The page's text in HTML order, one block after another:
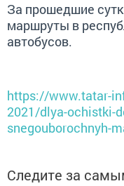
За прошедшие
маршруты в
автобусов.
https://www.tatar-
2021/dlya-ochistki-
snegouborochnyh-
Следите за